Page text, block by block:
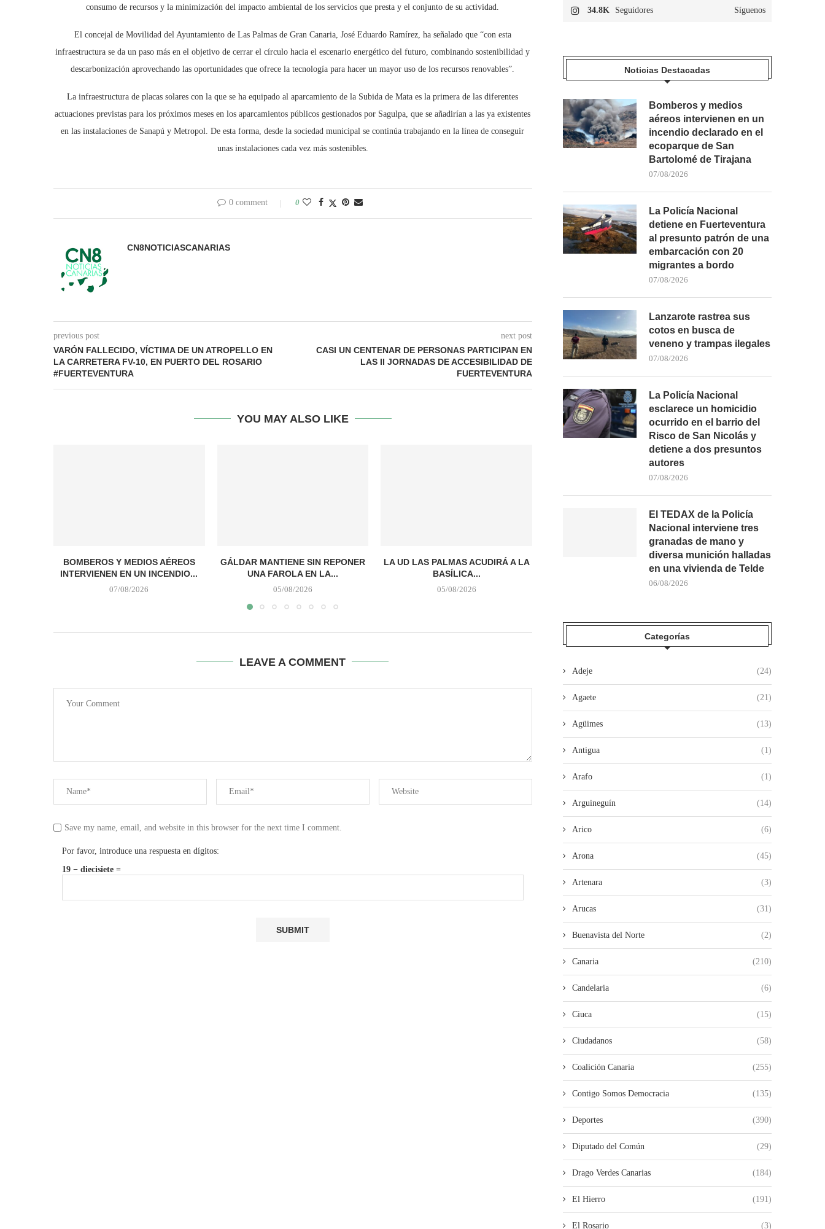
consumo de recursos y la minimización del impacto ambiental de los servicios que presta y el conjunto de su actividad.
El concejal de Movilidad del Ayuntamiento de Las Palmas de Gran Canaria, José Eduardo Ramírez, ha señalado que “con esta
infraestructura se da un paso más en el objetivo de cerrar el círculo hacia el escenario energético del futuro, combinando sostenibilidad y
descarbonización aprovechando las oportunidades que ofrece la tecnología para hacer un mayor uso de los recursos renovables”.
La infraestructura de placas solares con la que se ha equipado al aparcamiento de la Subida de Mata es la primera de las diferentes
actuaciones previstas para los próximos meses en los aparcamientos públicos gestionados por Sagulpa, que se añadirían a las ya existentes
en las instalaciones de Sanapú y Metropol. De esta forma, desde la sociedad municipal se continúa trabajando en la línea de conseguir
unas instalaciones cada vez más sostenibles.
0 comment 0
CN8NOTICIASCANARIAS
previous post
VARÓN FALLECIDO, VÍCTIMA DE UN ATROPELLO EN
LA CARRETERA FV-10, EN PUERTO DEL ROSARIO
#FUERTEVENTURA
next post
CASI UN CENTENAR DE PERSONAS PARTICIPAN EN
LAS II JORNADAS DE ACCESIBILIDAD DE
FUERTEVENTURA
YOU MAY ALSO LIKE
BOMBEROS Y MEDIOS AÉREOS
INTERVIENEN EN UN INCENDIO...
07/08/2026
GÁLDAR MANTIENE SIN REPONER
UNA FAROLA EN LA...
05/08/2026
LA UD LAS PALMAS ACUDIRÁ A LA
BASÍLICA...
05/08/2026
DE FUEGO: SANTA...
BUSCA AL
LEAVE A COMMENT
Save my name, email, and website in this browser for the next time I comment.
Por favor, introduce una respuesta en dígitos:
19 − diecisiete =
34.8K Seguidores Síguenos
Noticias Destacadas
Bomberos y medios
aéreos intervienen en un
incendio declarado en el
ecoparque de San
Bartolomé de Tirajana
07/08/2026
La Policía Nacional
detiene en Fuerteventura
al presunto patrón de una
embarcación con 20
migrantes a bordo
07/08/2026
Lanzarote rastrea sus
cotos en busca de
veneno y trampas ilegales
07/08/2026
La Policía Nacional
esclarece un homicidio
ocurrido en el barrio del
Risco de San Nicolás y
detiene a dos presuntos
autores
07/08/2026
El TEDAX de la Policía
Nacional interviene tres
granadas de mano y
diversa munición halladas
en una vivienda de Telde
06/08/2026
Categorías
Adeje (24)
Agaete (21)
Agüimes (13)
Antigua (1)
Arafo (1)
Arguineguín (14)
Arico (6)
Arona (45)
Artenara (3)
Arucas (31)
Buenavista del Norte (2)
Canaria (210)
Candelaria (6)
Ciuca (15)
Ciudadanos (58)
Coalición Canaria (255)
Contigo Somos Democracia (135)
Deportes (390)
Diputado del Común (29)
Drago Verdes Canarias (184)
El Hierro (191)
El Rosario (3)